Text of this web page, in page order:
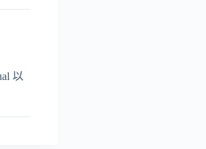
以